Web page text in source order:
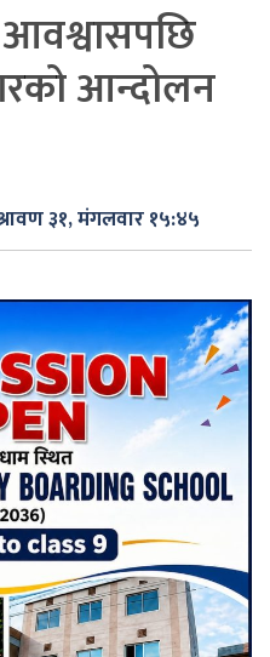
आन्दोलन
३१, मंगलवार १५:४५